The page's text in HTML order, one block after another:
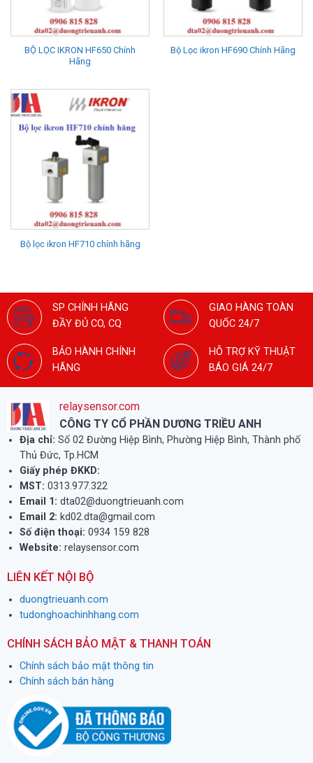
BỘ LỌC IKRON HF650 Chính
Hãng
Bộ Lọc ikron HF690 Chính Hãng
Bộ lọc ikron HF710 chính hãng
SP CHÍNH HÃNG
ĐẦY ĐỦ CO, CQ
GIAO HÀNG TOÀN
QUỐC 24/7
BẢO HÀNH CHÍNH
HÃNG
HỖ TRỢ KỸ THUẬT
BÁO GIÁ 24/7
relaysensor.com
CÔNG TY CỔ PHẦN DƯƠNG TRIỀU ANH
Địa chỉ: Số 02 Đường Hiệp Bình, Phường Hiệp Bình, Thành phố
Thủ Đức, Tp.HCM
Giấy phép ĐKKD:
MST: 0313.977.322
Email 1: dta02@duongtrieuanh.com
Email 2: kd02.dta@gmail.com
Số điện thoại: 0934 159 828
Website: relaysensor.com
LIÊN KẾT NỘI BỘ
duongtrieuanh.com
tudonghoachinhhang.com
CHÍNH SÁCH BẢO MẬT & THANH TOÁN
Chính sách bảo mật thông tin
Chính sách bán hàng